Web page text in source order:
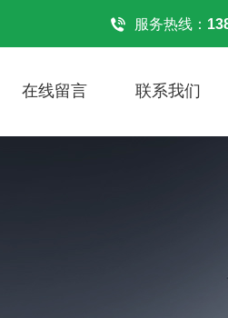
服务热线：
在线留言 联系我们